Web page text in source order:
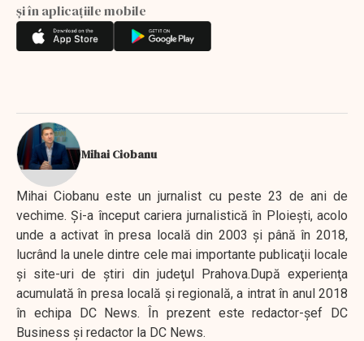
și în aplicațiile mobile
Mihai Ciobanu
Mihai Ciobanu este un jurnalist cu peste 23 de ani de
vechime. Şi-a început cariera jurnalistică în Ploieşti, acolo
unde a activat în presa locală din 2003 şi până în 2018,
lucrând la unele dintre cele mai importante publicaţii locale
şi site-uri de ştiri din judeţul Prahova.După experienţa
acumulată în presa locală şi regională, a intrat în anul 2018
în echipa DC News. În prezent este redactor-şef DC
Business şi redactor la DC News.